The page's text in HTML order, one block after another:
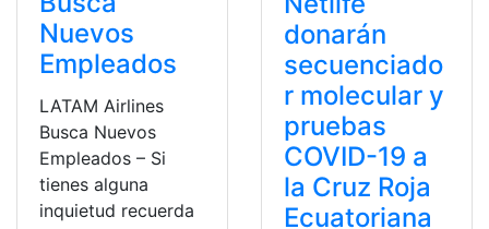
Nuevos
Empleados
LATAM Airlines
Busca Nuevos
Empleados – Si
tienes alguna
inquietud recuerda
donarán
secuenciado
r molecular y
pruebas
COVID-19 a
la Cruz Roja
Ecuatoriana